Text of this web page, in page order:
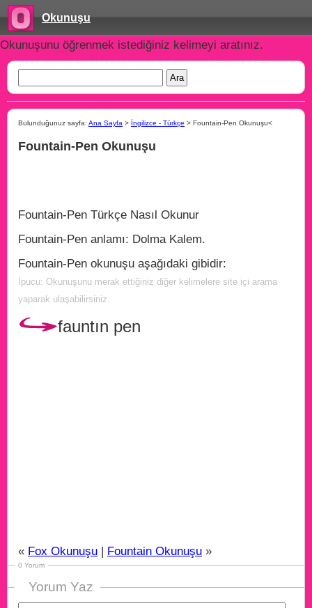
Okunuşu
Okunuşunu öğrenmek istediğiniz kelimeyi aratınız.
Bulunduğunuz sayfa: Ana Sayfa > İngilizce - Türkçe > Fountain-Pen Okunuşu<
Fountain-Pen Okunuşu
Fountain-Pen Türkçe Nasıl Okunur
Fountain-Pen anlamı: Dolma Kalem.
Fountain-Pen okunuşu aşağıdaki gibidir:
İpucu: Okunuşunu merak ettiğiniz diğer kelimelere site içi arama
yaparak ulaşabilirsiniz.
fauntın pen
« Fox Okunuşu | Fountain Okunuşu »
0 Yorum
Yorum Yaz